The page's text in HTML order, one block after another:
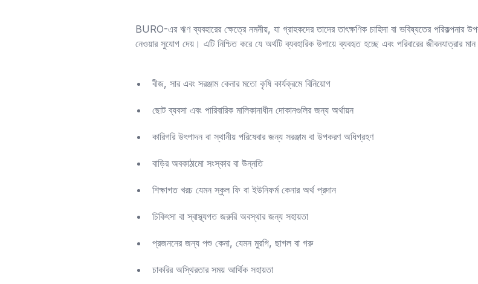
BURO-এর ঋণ ব্যবহারের ক্ষেত্রে নমনীয়, যা গ্রাহকদের তাদের তাৎক্ষণিক চাহিদা বা ভবিষ্যতের পরিকল্পনার
নেওয়ার সুযোগ দেয়। এটি নিশ্চিত করে যে অর্থটি ব্যবহারিক উপায়ে ব্যবহৃত হচ্ছে এবং পরিবারের জীবনযাত্রার
বীজ, সার এবং সরঞ্জাম কেনার মতো কৃষি কার্যক্রমে বিনিয়োগ
ছোট ব্যবসা এবং পারিবারিক মালিকানাধীন দোকানগুলির জন্য অর্থায়ন
কারিগরি উৎপাদন বা স্থানীয় পরিষেবার জন্য সরঞ্জাম বা উপকরণ অধিগ্রহণ
বাড়ির অবকাঠামো সংস্কার বা উন্নতি
শিক্ষাগত খরচ যেমন স্কুল ফি বা ইউনিফর্ম কেনার অর্থ প্রদান
চিকিৎসা বা স্বাস্থ্যগত জরুরি অবস্থার জন্য সহায়তা
প্রজননের জন্য পশু কেনা, যেমন মুরগি, ছাগল বা গরু
চাকরির অস্থিরতার সময় আর্থিক সহায়তা